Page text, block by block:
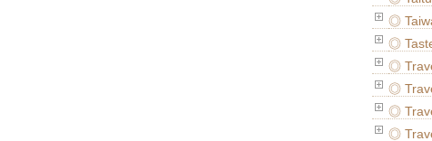
◎
◎
◎
◎
◎
◎